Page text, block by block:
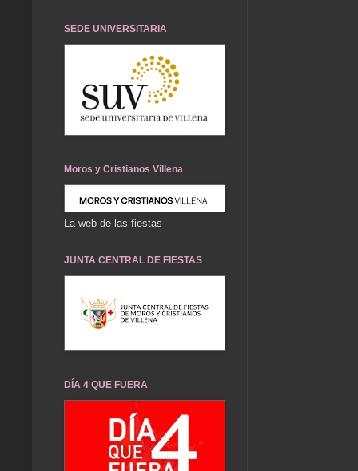
SEDE UNIVERSITARIA
Moros y Cristianos Villena
La web de las fiestas
JUNTA CENTRAL DE FIESTAS
DÍA 4 QUE FUERA